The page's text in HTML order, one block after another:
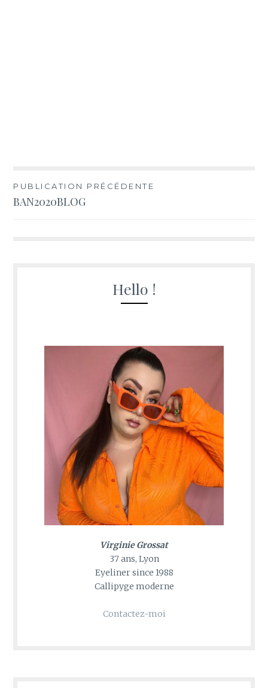
Navigation
de
PUBLICATION PRÉCÉDENTE
BAN2020BLOG
Hello !
Virginie Grossat
37 ans, Lyon
Eyeliner since 1988
Callipyge moderne
Contactez-moi